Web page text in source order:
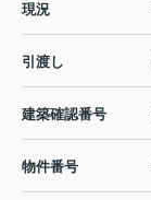
現況
引渡し
建築確認番号
物件番号